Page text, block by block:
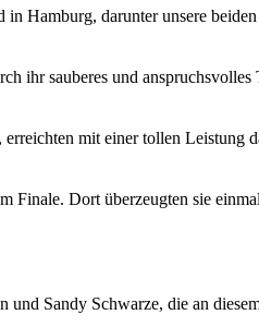
in Hamburg, darunter unsere
ihr sauberes und
mit einer tollen Leistung
Finale. Dort überzeugten sie
Sandy Schwarze, die an